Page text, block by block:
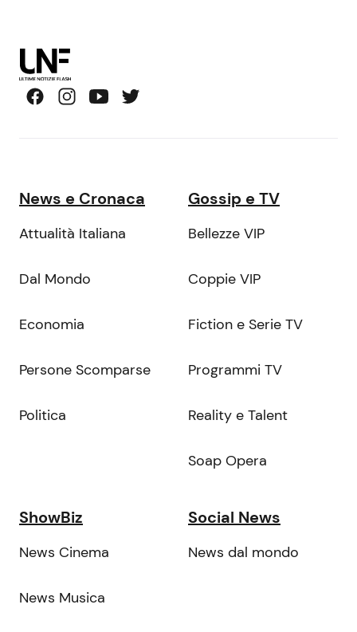
News e Cronaca
Attualità Italiana
Dal Mondo
Economia
Persone Scomparse
Politica
Gossip e TV
Bellezze VIP
Coppie VIP
Fiction e Serie TV
Programmi TV
Reality e Talent
Soap Opera
ShowBiz
News Cinema
News Musica
Social News
News dal mondo